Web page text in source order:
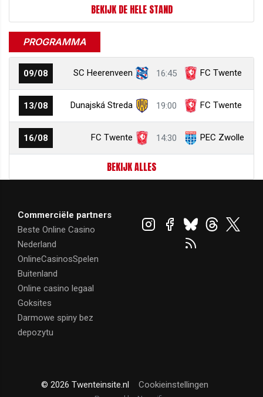
BEKIJK DE HELE STAND
PROGRAMMA
09/08 SC Heerenveen 16:45 FC Twente
13/08 Dunajská Streda 19:00 FC Twente
16/08 FC Twente 14:30 PEC Zwolle
BEKIJK ALLES
Commerciële partners
Beste Online Casino
Nederland
OnlineCasinosSpelen
Buitenland
Online casino legaal
Goksites
Darmowe spiny bez
depozytu
© 2026 Twenteinsite.nl Cookieinstellingen